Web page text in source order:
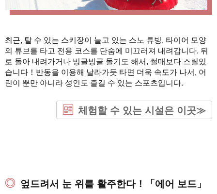
최근, 탈 수 있는 스키장이 늘고 있는 스노 튜빙. 타이어 모양
의 튜브를 타고 전용 코스를 단숨에 미끄러져 내려갑니다. 뒤
로 돌아 내려가거나 빙글빙글 돌기도 해서, 썰매보다 스릴있
습니다！반동을 이용해 날라가듯 타면 더욱 속도가 나서, 어
린이 뿐만 아니라 성인도 즐길 수 있는 스포츠입니다.
체험할 수 있는 시설은 이곳≫
엎드려서 눈 위를 활주한다！「에어 보드」